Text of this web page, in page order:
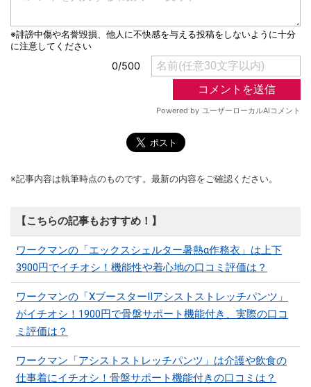
※記事内容は執筆時点のものです。最新の内容をご確認ください。
【こちらの記事もおすすめ！】
ワークマンの「エックスシェルター暑熱α作務衣」は上下
3900円でイチオシ！機能性や着心地の口コミ評価は？
ワークマンの「XブースターⅡアシストストレッチパンツ」
がイチオシ！1900円で骨盤サポート機能付き、実際の口コ
ミ評価は？
ワークマン「アシストストレッチパンツ」は介護や飲食の
仕事着にイチオシ！骨盤サポート機能付きの口コミは？